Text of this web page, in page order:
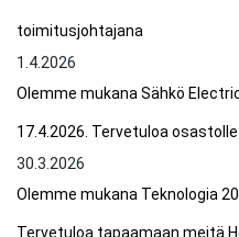
toimitusjohtajana
1.4.2026
Olemme mukana Sähkö
17.4.2026. Tervetuloa osastolle
30.3.2026
Olemme mukana Teknologia
Tervetuloa tapaamaan meitä